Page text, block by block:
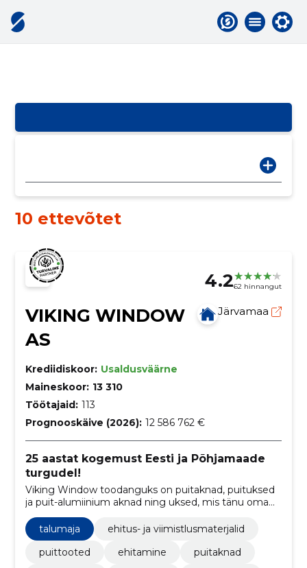
10 ettevõtet
4.262 hinnangut
VIKING WINDOW
AS
Järvamaa
Krediidiskoor: Usaldusväärne
Maineskoor: 13 310
Töötajaid: 113
Prognooskäive (2026): 12 586 762 €
25 aastat kogemust Eesti ja Põhjamaade
turgudel!
Viking Window toodanguks on puitaknad, puituksed
ja puit-alumiinium aknad ning uksed, mis tänu oma
kvaliteetsele materjalile on kauakestvad ja säästlikud.
talumaja
ehitus- ja viimistlusmaterjalid
puittooted
ehitamine
puitaknad